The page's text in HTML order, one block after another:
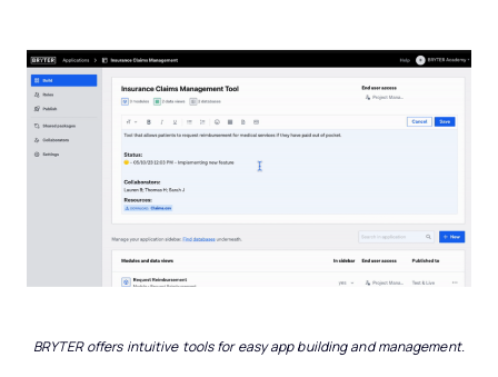
BRYTER offers intuitive tools for easy app building and management.